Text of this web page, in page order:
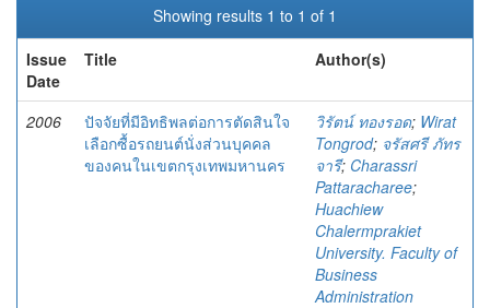
Showing results 1 to 1 of 1
Issue
Date
Title Author(s)
2006
ปัจจัยที่มีอิทธิพลต่อการตัดสินใจ
เลือกซื้อรถยนต์นั่งส่วนบุคคล
ของคนในเขตกรุงเทพมหานคร
วิรัตน์ ทองรอด; Wirat
Tongrod; จรัสศรี ภัทร
จารี; Charassri
Pattaracharee;
Huachiew
Chalermprakiet
University. Faculty of
Business
Administration